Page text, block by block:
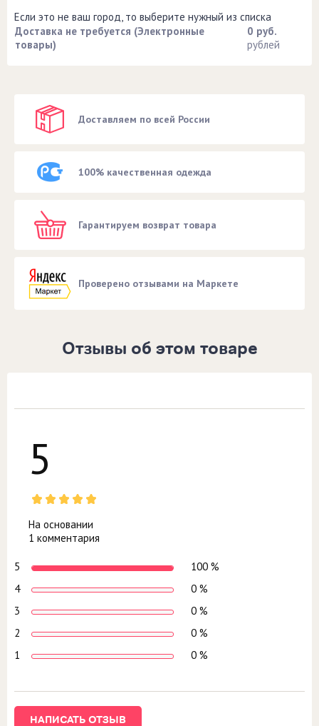
Если это не ваш город, то выберите нужный из списка
Доставка не требуется (Электронные
товары)
0 руб.
рублей
Доставляем по всей России
100% качественная одежда
Гарантируем возврат товара
Проверено отзывами на Маркете
Отзывы об этом товаре
5
На основании
1 комментария
5
100 %
4
0 %
3
0 %
2
0 %
1
0 %
НАПИСАТЬ ОТЗЫВ